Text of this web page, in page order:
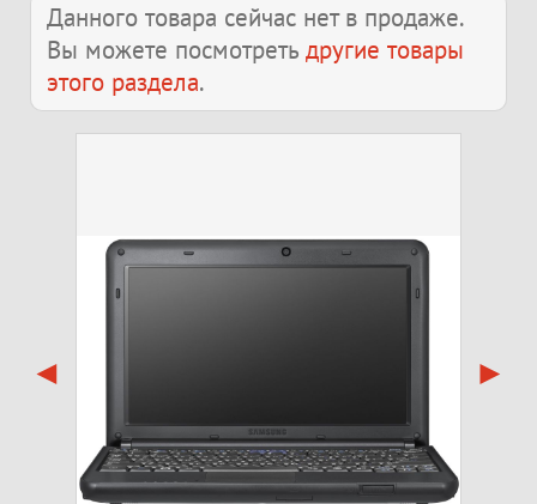
Данного товара сейчас нет в продаже.
Вы можете посмотреть другие товары
этого раздела.